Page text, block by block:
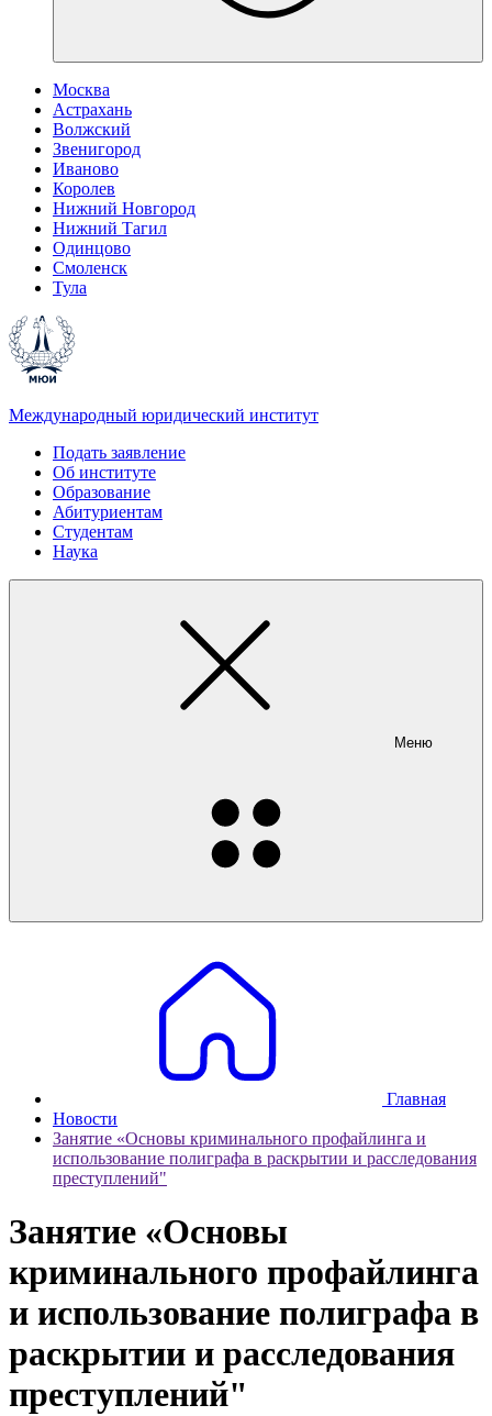
Москва
Астрахань
Волжский
Звенигород
Иваново
Королев
Нижний Новгород
Нижний Тагил
Одинцово
Смоленск
Тула
Международный юридический институт
Подать заявление
Об институте
Образование
Абитуриентам
Студентам
Наука
Меню
Главная
Новости
Занятие «Основы криминального профайлинга и
использование полиграфа в раскрытии и расследования
преступлений"
Занятие «Основы
криминального профайлинга
и использование полиграфа в
раскрытии и расследования
преступлений"